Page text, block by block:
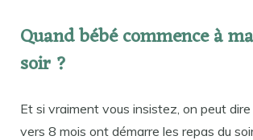
Quand bébé commence à
soir ?
Et si vraiment vous insistez, on peut dire
vers 8 mois ont démarre les repas du